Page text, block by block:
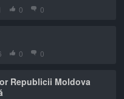
0 0
0 0
Republicii Moldova